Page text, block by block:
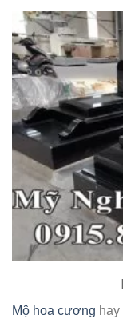
Mộ hoa cương